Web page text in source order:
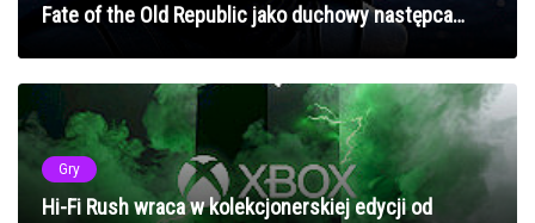
Fate of the Old Republic jako duchowy następca
Gry
Hi-Fi Rush wraca w kolekcjonerskiej edycji od